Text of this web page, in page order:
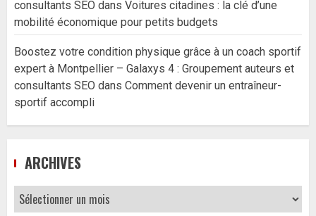
consultants SEO dans Voitures citadines : la clé d’une
mobilité économique pour petits budgets
Boostez votre condition physique grâce à un coach sportif
expert à Montpellier – Galaxys 4 : Groupement auteurs et
consultants SEO dans Comment devenir un entraîneur-
sportif accompli
ARCHIVES
Archives